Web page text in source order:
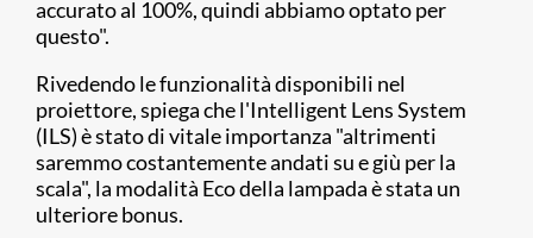
accurato al 100%, quindi abbiamo optato per
questo".
Rivedendo le funzionalità disponibili nel
proiettore, spiega che l'Intelligent Lens System
(ILS) è stato di vitale importanza "altrimenti
saremmo costantemente andati su e giù per la
scala", la modalità Eco della lampada è stata un
ulteriore bonus.